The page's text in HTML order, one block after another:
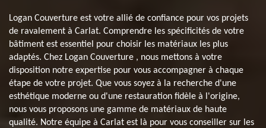
Logan Couverture est votre allié de confiance pour vos projets
de ravalement à Carlat. Comprendre les spécificités de votre
bâtiment est essentiel pour choisir les matériaux les plus
adaptés. Chez Logan Couverture , nous mettons à votre
disposition notre expertise pour vous accompagner à chaque
étape de votre projet. Que vous soyez à la recherche d'une
esthétique moderne ou d'une restauration fidèle à l'origine,
nous vous proposons une gamme de matériaux de haute
qualité. Notre équipe à Carlat est là pour vous conseiller sur les